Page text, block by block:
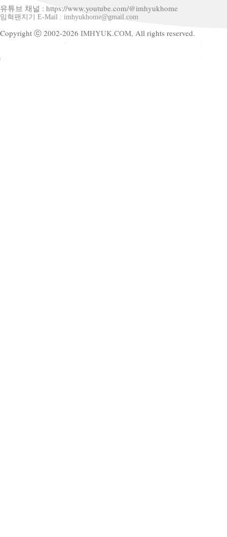
유튜브 채널 : https://www.youtube.com/@imhyukhome
임혁팬지기 E-Mail : imhyukhome@gmail.com
Copyright ⓒ 2002-2026 IMHYUK.COM, All rights reserved.